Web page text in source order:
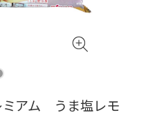
アム うま塩レモ